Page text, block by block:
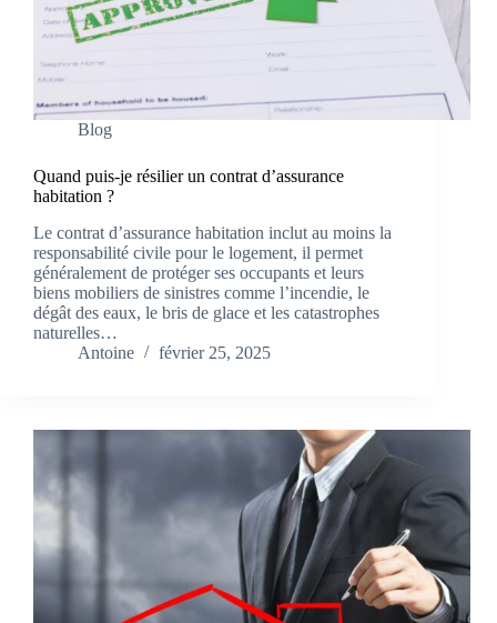
Blog
Quand puis-je résilier un contrat d’assurance
habitation ?
Le contrat d’assurance habitation inclut au moins la
responsabilité civile pour le logement, il permet
généralement de protéger ses occupants et leurs
biens mobiliers de sinistres comme l’incendie, le
dégât des eaux, le bris de glace et les catastrophes
naturelles…
Antoine
février 25, 2025